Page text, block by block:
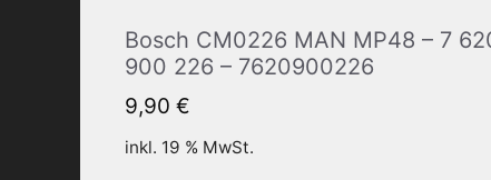
Bosch CM0226 MAN MP48 – 7
900 226 – 7620900226
9,90 €
inkl. 19 % MwSt.